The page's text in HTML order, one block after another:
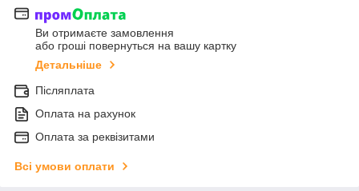
Ви отримаєте замовлення
або гроші повернуться на вашу картку
Детальніше
Післяплата
Оплата на рахунок
Оплата за реквізитами
Всі умови оплати